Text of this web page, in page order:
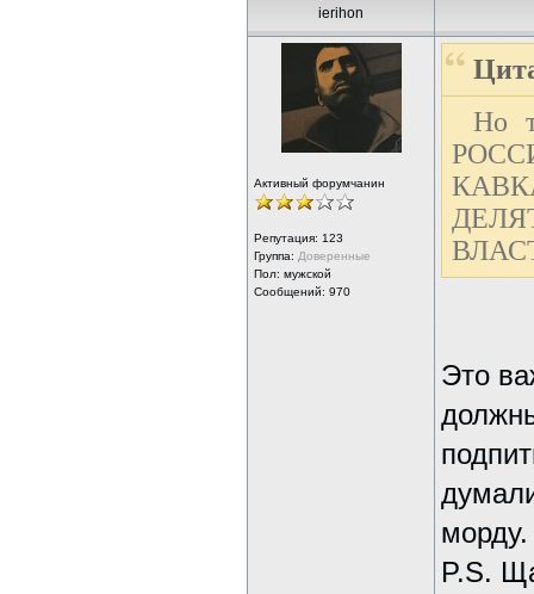
ierihon
Активный форумчанин
Репутация: 123
Группа: Доверенные
Пол: мужской
Сообщений: 970
Но
Это
морду.
P.S.